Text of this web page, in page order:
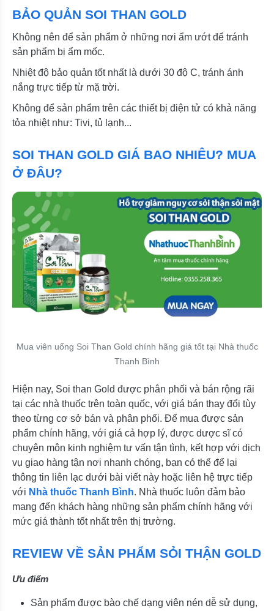
BẢO QUẢN SOI THAN GOLD
Không nên để sản phẩm ở những nơi ẩm ướt để tránh
sản phẩm bị ẩm mốc.
Nhiệt độ bảo quản tốt nhất là dưới 30 độ C, tránh ánh
nắng trực tiếp từ mặ trời.
Không để sản phẩm trên các thiết bị điện tử có khả năng
tỏa nhiệt như: Tivi, tủ lạnh...
SOI THAN GOLD GIÁ BAO NHIÊU? MUA
Ở ĐÂU?
Mua viên uống Soi Than Gold chính hãng giá tốt tại Nhà thuốc
Thanh Bình
Hiện nay, Soi than Gold được phân phối và bán rộng rãi
tại các nhà thuốc trên toàn quốc, với giá bán thay đổi tùy
theo từng cơ sở bán và phân phối. Để mua được sản
phẩm chính hãng, với giá cả hợp lý, được dược sĩ có
chuyên môn kinh nghiệm tư vấn tận tình, kết hợp với dịch
vụ giao hàng tận nơi nhanh chóng, bạn có thể để lại
thông tin liên lạc dưới bài viết này hoặc liên hệ trực tiếp
với Nhà thuốc Thanh Bình. Nhà thuốc luôn đảm bảo
mang đến khách hàng những sản phẩm chính hãng với
mức giá thành tốt nhất trên thị trường.
REVIEW VỀ SẢN PHẨM SỎI THẬN GOLD
Ưu điểm
Sản phẩm được bào chế dạng viên nén dễ sử dụng,